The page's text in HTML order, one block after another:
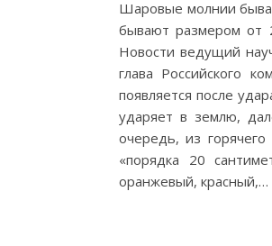
Шаровые молнии
бывают размером от
Новости ведущий
глава Российского
появляется после
ударяет в землю,
очередь, из
«порядка 20
оранжевый, красный,…